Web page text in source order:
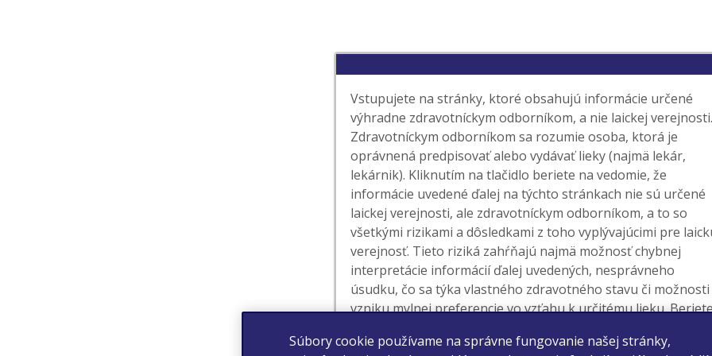
Vstupujete na stránky, ktoré obsahujú informácie určené
výhradne zdravotníckym odborníkom, a nie laickej verejnosti.
Zdravotníckym odborníkom sa rozumie osoba, ktorá je
oprávnená predpisovať alebo vydávať lieky (najmä lekár,
lekárnik). Kliknutím na tlačidlo beriete na vedomie, že
informácie uvedené ďalej na týchto stránkach nie sú určené
laickej verejnosti, ale zdravotníckym odborníkom, a to so
všetkými rizikami a dôsledkami z toho vyplývajúcimi pre
verejnosť. Tieto riziká zahŕňajú najmä možnosť chybnej
interpretácie informácií ďalej uvedených, nesprávneho
úsudku, čo sa týka vlastného zdravotného stavu či možnosti
vzniku mylnej preferencie vo vzťahu k určitému lieku.
ktorého výdaj je viazaný na lekársky predpis, rozhoduje váš
Súbory cookie používame na správne fungovanie našej stránky,